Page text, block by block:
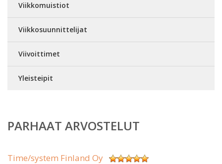
Viikkomuistiot
Viikkosuunnittelijat
Viivoittimet
Yleisteipit
PARHAAT ARVOSTELUT
Time/system Finland Oy